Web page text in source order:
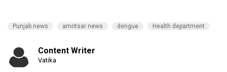
Punjab news amritsar news dengue Health department
Content Writer
Vatika